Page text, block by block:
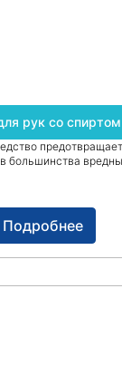
рук со спиртом
большинства
Подробнее